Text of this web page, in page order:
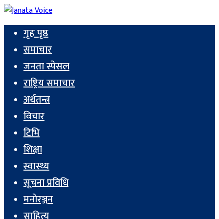
गृह पृष्ठ
समाचार
जनता स्पेसल
राष्ट्रिय समाचार
अर्थतन्त्र
विचार
टिभि
शिक्षा
स्वास्थ्य
सूचना प्रविधि
मनोरञ्जन